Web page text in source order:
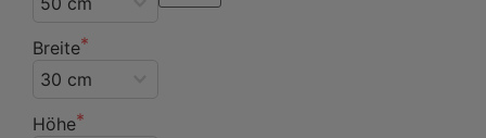
Breite
Höhe